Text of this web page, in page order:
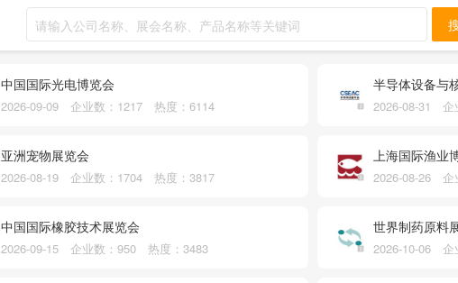
中国国际光电博览会
2026-09-09 企业数：1217 热度：6114
亚洲宠物展览会
2026-08-19 企业数：1704 热度：3817
中国国际橡胶技术展览会
2026-09-15 企业数：950 热度：3483
半导体设备与
2026-08-31 企
上海国际渔业
2026-08-26 企
世界制药原料
2026-10-06 企